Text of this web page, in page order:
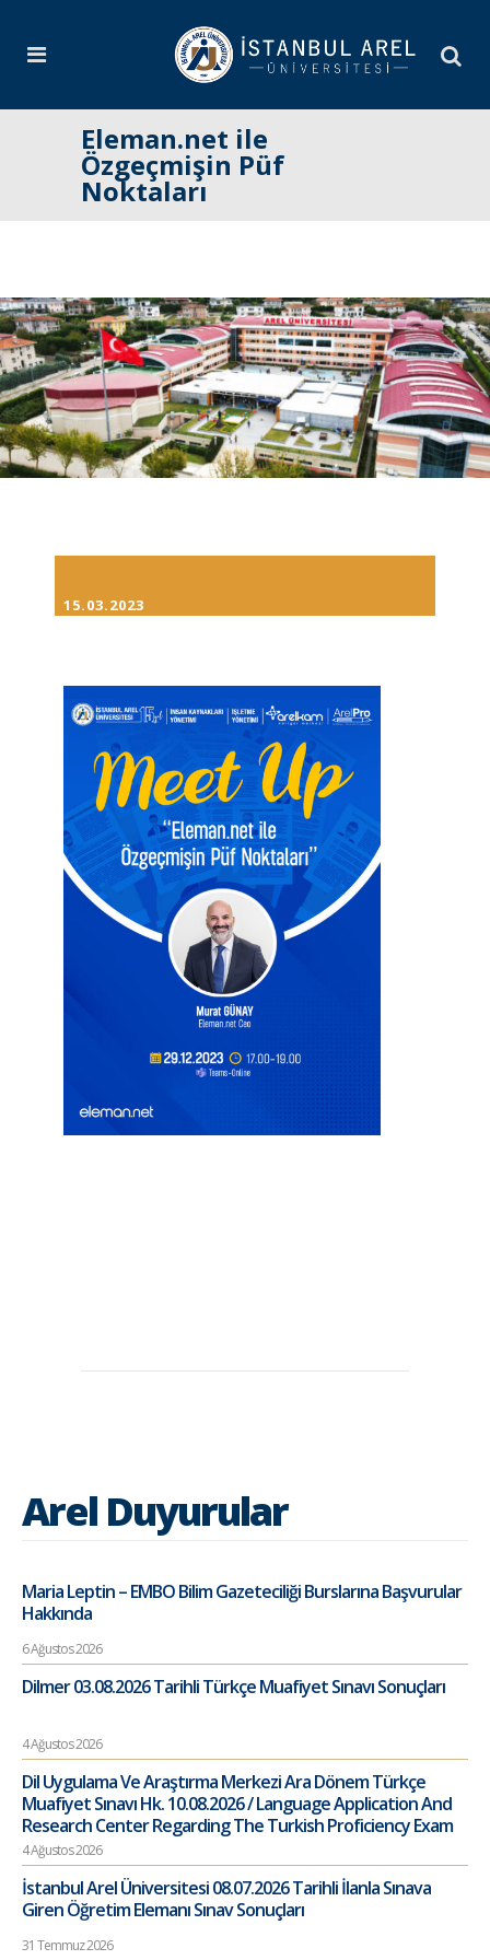
Eleman.net ile
Özgeçmişin Püf
Noktaları
15.03.2023
Arel Duyurular
Maria Leptin – EMBO Bilim Gazeteciliği Burslarına Başvurular
Hakkında
6 Ağustos 2026
Dilmer 03.08.2026 Tarihli Türkçe Muafiyet Sınavı Sonuçları
4 Ağustos 2026
Dil Uygulama Ve Araştırma Merkezi Ara Dönem Türkçe
Muafiyet Sınavı Hk. 10.08.2026 / Language Application And
Research Center Regarding The Turkish Proficiency Exam
4 Ağustos 2026
İstanbul Arel Üniversitesi 08.07.2026 Tarihli İlanla Sınava
Giren Öğretim Elemanı Sınav Sonuçları
31 Temmuz 2026